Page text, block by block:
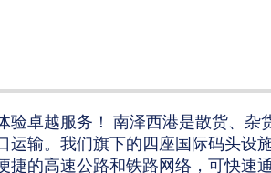
验卓越服务！ 南泽西港是散货、
运输。我们旗下的四座国际码头设
捷的高速公路和铁路网络，可快速